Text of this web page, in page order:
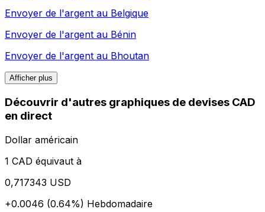
Envoyer de l'argent au Belgique
Envoyer de l'argent au Bénin
Envoyer de l'argent au Bhoutan
Afficher plus
Découvrir d'autres graphiques de devises CAD
en direct
Dollar américain
1 CAD équivaut à
0,717343 USD
+0.0046 (0.64%) Hebdomadaire